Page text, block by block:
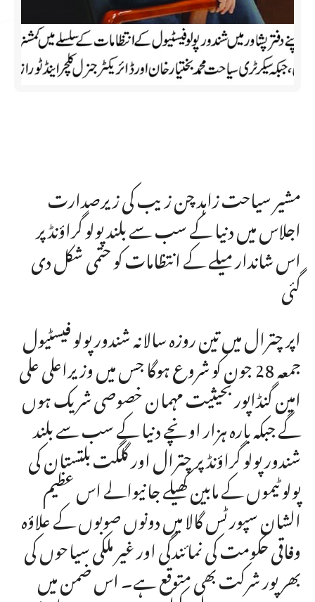
مشیر سیاحت زاہد چن زیب کی زیرصدارت
اجلاس میں دنیا کے سب سے بلند پولو گراؤنڈ پر
اس شاندار میلے کے انتظامات کو حتمی شکل دی
گئی
اپر چترال میں تین روزہ سالانہ شندور پولو فیسٹیول
جمعہ 28 جون کو شروع ہوگا جس میں وزیراعلی علی
امین گنڈاپور بحیثیت مہمان خصوصی شریک ہوں
گے جبکہ بارہ ہزار اونچے دنیا کے سب سے بلند
شندور پولو گراؤنڈ پر چترال اور گلگت بلتستان کی
پولو ٹیموں کے مابین کھیلے جانیوالے اس عظیم
الشان سپورٹس گالا میں دونوں صوبوں کے علاؤہ
وفاقی حکومت کی نمائندگی اور غیر ملکی سیاحوں کی
بھرپور شرکت بھی متوقع ہے۔ اس ضمن میں